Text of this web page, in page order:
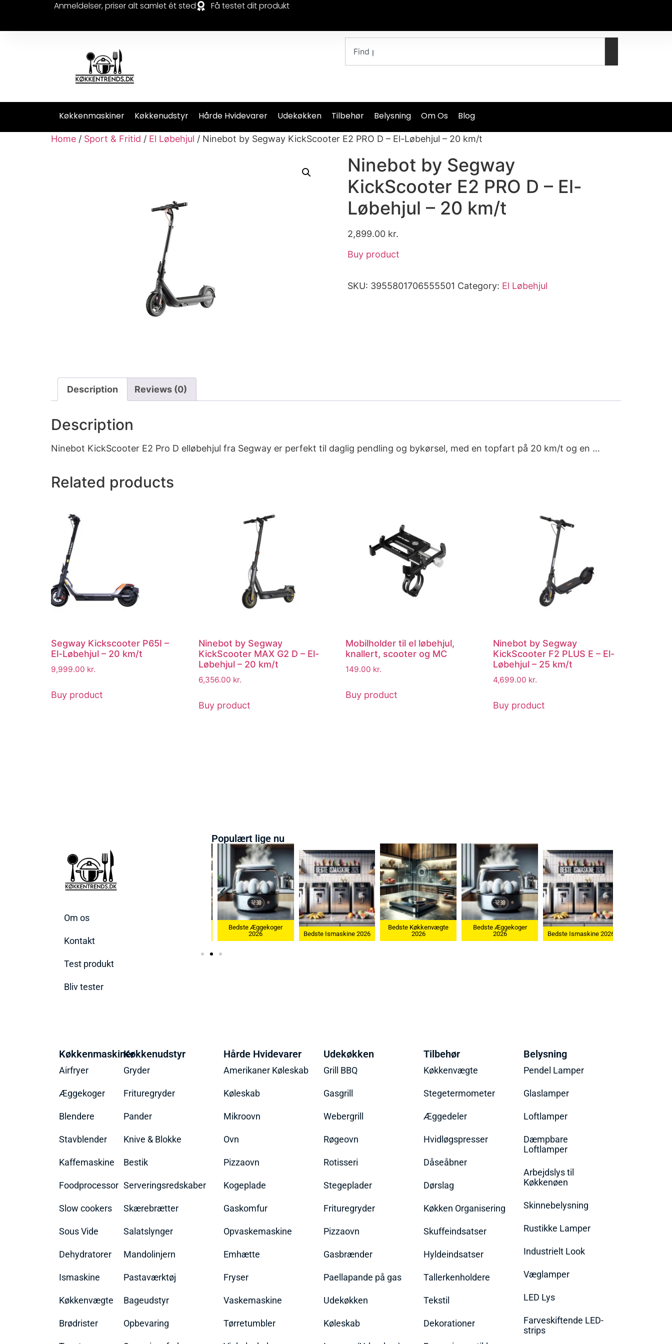
Anmeldelser, priser alt samlet ét sted Få testet dit produkt
Køkkenmaskiner Køkkenudstyr Hårde Hvidevarer Udekøkken Tilbehør Belysning Om Os Blog
Home / Sport & Fritid / El Løbehjul / Ninebot by Segway KickScooter E2 PRO D – El-Løbehjul – 20 km/t
Ninebot by Segway
KickScooter E2 PRO D – El-
Løbehjul – 20 km/t
2,899.00 kr.
Buy product
SKU: 3955801706555501 Category: El Løbehjul
Description Reviews (0)
Description
Ninebot KickScooter E2 Pro D elløbehjul fra Segway er perfekt til daglig pendling og bykørsel, med en topfart på 20 km/t og en …
Related products
Segway Kickscooter P65I –
El-Løbehjul – 20 km/t
9,999.00 kr.
Buy product
Ninebot by Segway
KickScooter MAX G2 D – El-
Løbehjul – 20 km/t
6,356.00 kr.
Buy product
Mobilholder til el løbehjul,
knallert, scooter og MC
149.00 kr.
Buy product
Ninebot by Segway
KickScooter F2 PLUS E – El-
Løbehjul – 25 km/t
4,699.00 kr.
Buy product
Om os
Kontakt
Test produkt
Bliv tester
Populært lige nu
Bedste Æggekoger
2026
Bedste Ismaskine 2026
Bedste Køkkenvægte
2026
Bedste Æggekoger
2026
Bedste Ismaskine 2026
Køkkenmaskiner
Airfryer
Æggekoger
Blendere
Stavblender
Kaffemaskine
Foodprocessor
Slow cookers
Sous Vide
Dehydratorer
Ismaskine
Køkkenvægte
Brødrister
Køkkenudstyr
Gryder
Frituregryder
Pander
Knive & Blokke
Bestik
Serveringsredskaber
Skærebrætter
Salatslynger
Mandolinjern
Pastaværktøj
Bageudstyr
Opbevaring
Hårde Hvidevarer
Amerikaner Køleskab
Køleskab
Mikroovn
Ovn
Pizzaovn
Kogeplade
Gaskomfur
Opvaskemaskine
Emhætte
Fryser
Vaskemaskine
Tørretumbler
Udekøkken
Grill BBQ
Gasgrill
Webergrill
Røgeovn
Rotisseri
Stegeplader
Frituregryder
Pizzaovn
Gasbrænder
Paellapande på gas
Udekøkken
Køleskab
Tilbehør
Køkkenvægte
Stegetermometer
Æggedeler
Hvidløgspresser
Dåseåbner
Dørslag
Køkken Organisering
Skuffeindsatser
Hyldeindsatser
Tallerkenholdere
Tekstil
Dekorationer
Belysning
Pendel Lamper
Glaslamper
Loftlamper
Dæmpbare
Loftlamper
Arbejdslys til
Køkkenøen
Skinnebelysning
Rustikke Lamper
Industrielt Look
Væglamper
LED Lys
Farveskiftende LED-
strips